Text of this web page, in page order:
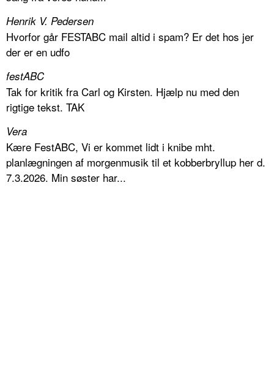
Henrik V. Pedersen
Hvorfor går FESTABC mail altid i spam? Er det hos jer
der er en udfo
festABC
Tak for kritik fra Carl og Kirsten. Hjælp nu med den
rigtige tekst. TAK
Vera
Kære FestABC, Vi er kommet lidt i knibe mht.
planlægningen af morgenmusik til et kobberbryllup her d.
7.3.2026. Min søster har...